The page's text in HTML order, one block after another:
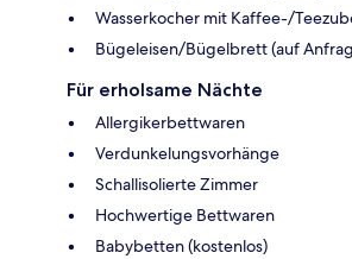
Wasserkocher mit Kaffee-/
Bügeleisen/Bügelbrett (auf
Für erholsame Nächte
Allergikerbettwaren
Verdunkelungsvorhänge
Schallisolierte Zimmer
Hochwertige Bettwaren
Babybetten (kostenlos)